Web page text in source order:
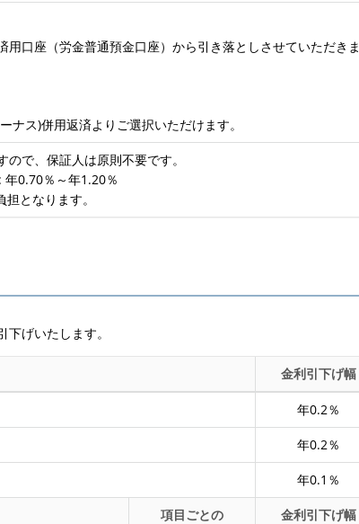
口座（労金普通預金口座）から引き落としさせていただきま
ナス)併用返済よりご選択いただけます。
で、保証人は原則不要です。
年0.70％～年1.20％
となります。
下げいたします。
金利引下げ幅
年0.2％
年0.2％
年0.1％
項目ごとの
金利引下げ幅